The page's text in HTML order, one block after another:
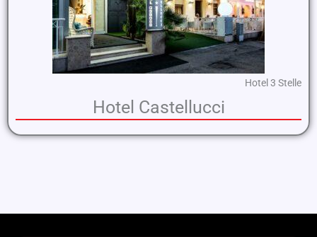
Hotel 3 Stelle
Hotel Castellucci